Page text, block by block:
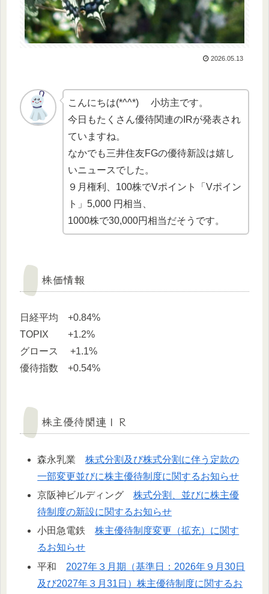
2026.05.13
こんにちは(*^^*) 小坊主です。
今日もたくさん優待関連のIRが発表され
ていますね。
なかでも三井住友FGの優待新設は嬉し
いニュースでした。
９月権利、100株でVポイント「Vポイン
ト」5,000 円相当、
1000株で30,000円相当だそうです。
株価情報
日経平均 +0.84%
TOPIX +1.2%
グロース +1.1%
優待指数 +0.54%
株主優待関連ＩＲ
森永乳業株式分割及び株式分割に伴う定款の
一部変更並びに株主優待制度に関するお知らせ
京阪神ビルディング株式分割、並びに株主優
待制度の新設に関するお知らせ
小田急電鉄株主優待制度変更（拡充）に関す
るお知らせ
平和 2027年３月期（基準日：2026年９月30日
及び2027年３月31日）株主優待制度に関するお